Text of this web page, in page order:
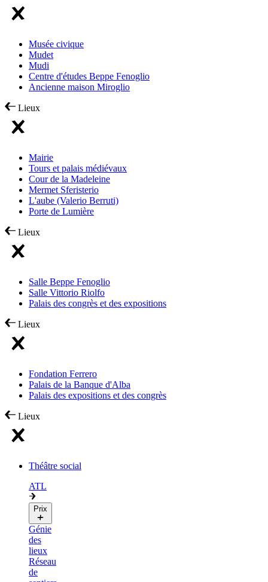
Musée civique
Mudet
Mudi
Centre d'études Beppe Fenoglio
Ancienne maison Miroglio
Lieux
Mairie
Tours et palais médiévaux
Cour de la Madeleine
Mermet Sferisterio
L'aube (Valerio Berruti)
Porte de Lumière
Lieux
Salle Beppe Fenoglio
Salle Vittorio Riolfo
Palais des congrès et des expositions
Lieux
Fondation Ferrero
Palais de la Banque d'Alba
Palais des expositions et des congrès
Lieux
Théâtre social
ATL
Prix
Génie
des
lieux
Réseau
de